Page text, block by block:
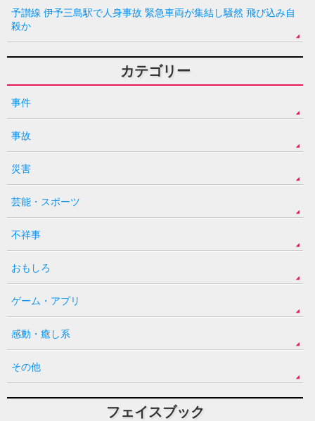
予讃線 伊予三島駅で人身事故 緊急車両が集結し騒然 飛び込み自
殺か
カテゴリー
事件
事故
災害
芸能・スポーツ
不祥事
おもしろ
ゲーム・アプリ
感動・癒し系
その他
フェイスブック